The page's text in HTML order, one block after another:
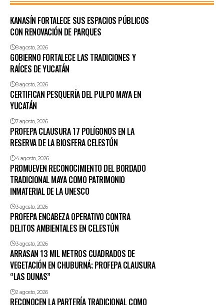
KANASÍN FORTALECE SUS ESPACIOS PÚBLICOS
CON RENOVACIÓN DE PARQUES
8 agosto, 2026
GOBIERNO FORTALECE LAS TRADICIONES Y
RAÍCES DE YUCATÁN
8 agosto, 2026
CERTIFICAN PESQUERÍA DEL PULPO MAYA EN
YUCATÁN
7 agosto, 2026
PROFEPA CLAUSURA 17 POLÍGONOS EN LA
RESERVA DE LA BIOSFERA CELESTÚN
4 agosto, 2026
PROMUEVEN RECONOCIMIENTO DEL BORDADO
TRADICIONAL MAYA COMO PATRIMONIO
INMATERIAL DE LA UNESCO
3 agosto, 2026
PROFEPA ENCABEZA OPERATIVO CONTRA
DELITOS AMBIENTALES EN CELESTÚN
3 agosto, 2026
ARRASAN 13 MIL METROS CUADRADOS DE
VEGETACIÓN EN CHUBURNÁ; PROFEPA CLAUSURA
“LAS DUNAS”
2 agosto, 2026
RECONOCEN LA PARTERÍA TRADICIONAL COMO